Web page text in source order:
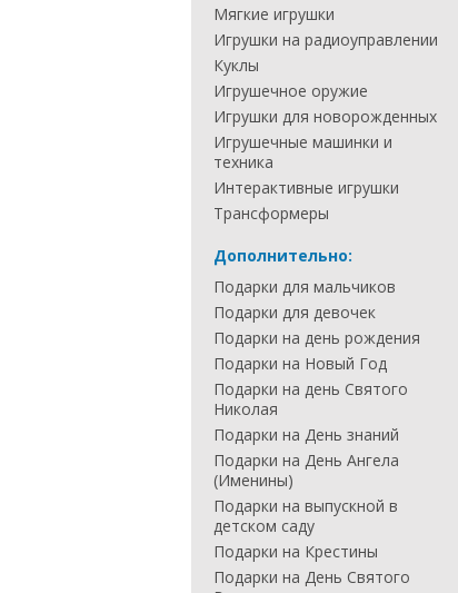
Мягкие игрушки
Игрушки на радиоуправлении
Куклы
Игрушечное оружие
Игрушки для новорожденных
Игрушечные машинки и
техника
Интерактивные игрушки
Трансформеры
Дополнительно:
Подарки для мальчиков
Подарки для девочек
Подарки на день рождения
Подарки на Новый Год
Подарки на день Святого
Николая
Подарки на День знаний
Подарки на День Ангела
(Именины)
Подарки на выпускной в
детском саду
Подарки на Крестины
Подарки на День Святого